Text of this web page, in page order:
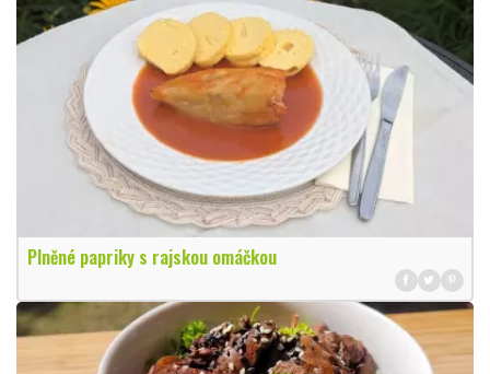
Plněné papriky s rajskou omáčkou